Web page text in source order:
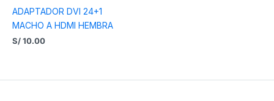
ADAPTADOR DVI 24+1
MACHO A HDMI HEMBRA
S/ 10.00